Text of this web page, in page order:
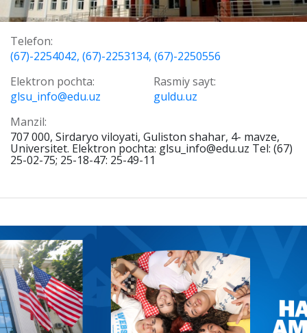
Telefon:
(67)-2254042, (67)-2253134, (67)-2250556
Elektron pochta:
glsu_info@edu.uz
Rasmiy sayt:
guldu.uz
Manzil:
707 000, Sirdaryo viloyati, Guliston shahar, 4- mavze,
Universitet. Elektron pochta: glsu_info@edu.uz Tel: (67)
25-02-75; 25-18-47: 25-49-11